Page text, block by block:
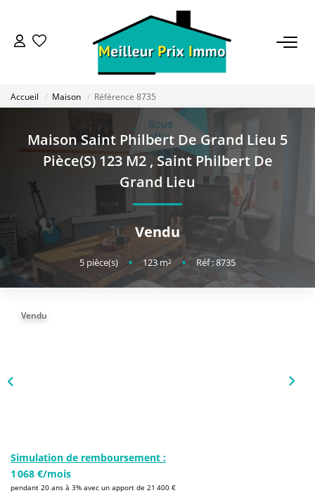
ACHETER
LOUER
VENDRE
BAILLEUR
FONDS DE COMMERCE
CONTACT
Accueil Maison Référence 8735
Maison Saint Philbert De Grand Lieu 5
Pièce(s) 123 M2 , Saint Philbert De
Grand Lieu
Vendu
5 pièce(s) • 123 m² • Réf : 8735
Vendu
Simulation de remboursement :
1 068 €/mois
pendant 20 ans à 3% avec un apport de 21 400 €